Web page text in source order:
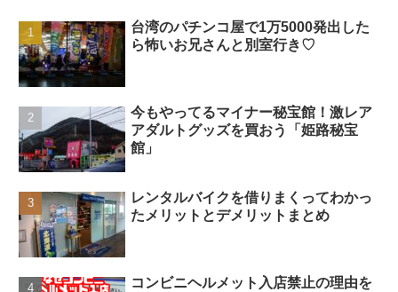
台湾のパチンコ屋で1万5000発出した
ら怖いお兄さんと別室行き♡
今もやってるマイナー秘宝館！激レア
アダルトグッズを買おう「姫路秘宝
館」
レンタルバイクを借りまくってわかっ
たメリットとデメリットまとめ
コンビニヘルメット入店禁止の理由を